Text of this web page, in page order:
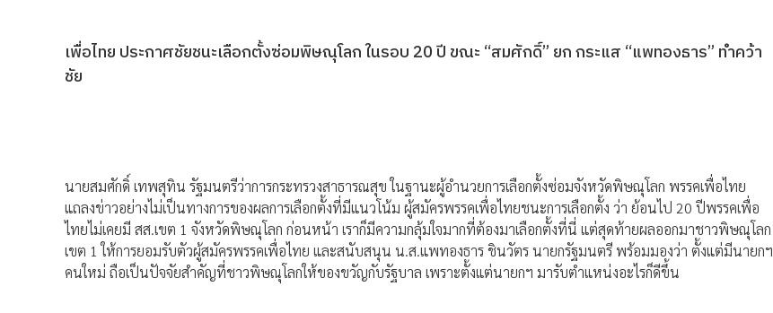
เพื่อไทย ประกาศชัยชนะเลือกตั้งซ่อมพิษณุโลก ในรอบ 20 ปี ขณะ “สมศักดิ์” ยก กระแส “แพทองธาร” ทำคว้า
ชัย
นายสมศักดิ์ เทพสุทิน รัฐมนตรีว่าการกระทรวงสาธารณสุข ในฐานะผู้อำนวยการเลือกตั้งซ่อมจังหวัดพิษณุโลก พรรคเพื่อไทย
แถลงข่าวอย่างไม่เป็นทางการของผลการเลือกตั้งที่มีแนวโน้ม ผู้สมัครพรรคเพื่อไทยชนะการเลือกตั้ง ว่า ย้อนไป 20 ปีพรรคเพื่อ
ไทยไม่เคยมี สส.เขต 1 จังหวัดพิษณุโลก ก่อนหน้า เราก็มีความกลุ้มใจมากที่ต้องมาเลือกตั้งที่นี่ แต่สุดท้ายผลออกมาชาวพิษณุโลก
เขต 1 ให้การยอมรับตัวผู้สมัครพรรคเพื่อไทย และสนับสนุน น.ส.แพทองธาร ชินวัตร นายกรัฐมนตรี พร้อมมองว่า ตั้งแต่มีนายกฯ
คนใหม่ ถือเป็นปัจจัยสำคัญที่ชาวพิษณุโลกให้ของขวัญกับรัฐบาล เพราะตั้งแต่นายกฯ มารับตำแหน่งอะไรก็ดีขึ้น